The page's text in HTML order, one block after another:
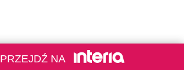
PRZEJDŹ NA